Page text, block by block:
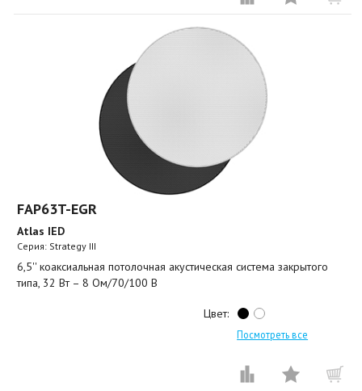
FAP63T-EGR
Atlas IED
Серия: Strategy III
6,5'' коаксиальная потолочная акустическая система закрытого
типа, 32 Вт – 8 Ом/70/100 В
Цвет:
Посмотреть все